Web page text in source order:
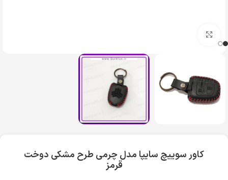
کاور سوییچ سایپا مدل چرمی طرح مشکی دوخت
قرمز